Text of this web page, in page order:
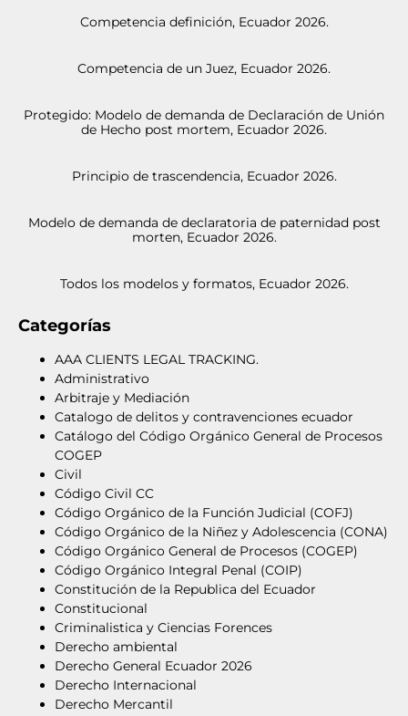
Competencia definición, Ecuador 2026.
Competencia de un Juez, Ecuador 2026.
Protegido: Modelo de demanda de Declaración de Unión
de Hecho post mortem, Ecuador 2026.
Principio de trascendencia, Ecuador 2026.
Modelo de demanda de declaratoria de paternidad post
morten, Ecuador 2026.
Todos los modelos y formatos, Ecuador 2026.
Categorías
AAA CLIENTS LEGAL TRACKING.
Administrativo
Arbitraje y Mediación
Catalogo de delitos y contravenciones ecuador
Catálogo del Código Orgánico General de Procesos
COGEP
Civil
Código Civil CC
Código Orgánico de la Función Judicial (COFJ)
Código Orgánico de la Niñez y Adolescencia (CONA)
Código Orgánico General de Procesos (COGEP)
Código Orgánico Integral Penal (COIP)
Constitución de la Republica del Ecuador
Constitucional
Criminalistica y Ciencias Forences
Derecho ambiental
Derecho General Ecuador 2026
Derecho Internacional
Derecho Mercantil